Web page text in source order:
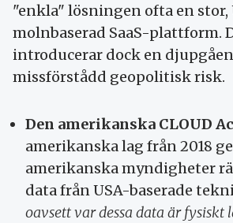
"enkla" lösningen ofta en stor,
molnbaserad SaaS-plattform.
introducerar dock en
missförstådd geopolitisk risk.
Den amerikanska CLOUD
amerikanska lag från 2018
amerikanska myndigheter
data från USA-baserade
oavsett var dessa data är fysiskt